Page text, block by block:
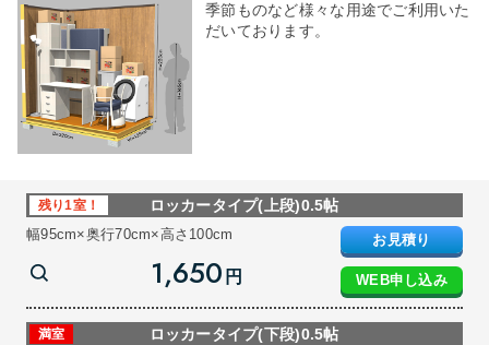
季節ものなど様々な用途でご利用いた
だいております。
ロッカータイプ(上段)0.5帖
幅95cm×奥行70cm×高さ100cm
1,650 円
残り1室！
お見積り
WEB申し込み
ロッカータイプ(下段)0.5帖
満室